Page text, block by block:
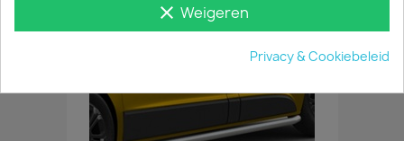
clear Weigeren
Privacy & Cookiebeleid